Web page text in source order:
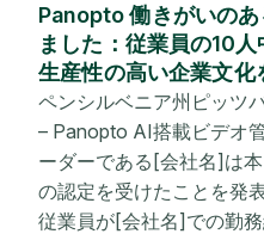
Panopto 働きがいの
ました：従業員の10
生産性の高い企業文化
ペンシルベニア州ピッツ
– Panopto AI搭載ビデオ
ーダーである[会社名]は
の認定を受けたことを発
従業員が[会社名]での勤